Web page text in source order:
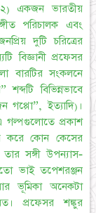
একজন ভারতীয়
পরিচালক এবং
দুটি চরিত্রের
বিজ্ঞানী প্রফেসর
বারটির সংকলনে
বিভিন্নভাবে
ইত্যাদি)।
প্রকাশ
করে কোন কেসের
সঙ্গী উপন্যাস-
ভাই তপেশরঞ্জন
ভূমিকা অনেকটা
প্রফেসর শঙ্কুর